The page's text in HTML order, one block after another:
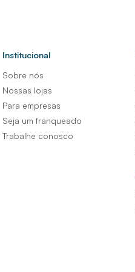
Institucional
Sobre nós
Nossas lojas
Para empresas
Seja um franqueado
Trabalhe conosco